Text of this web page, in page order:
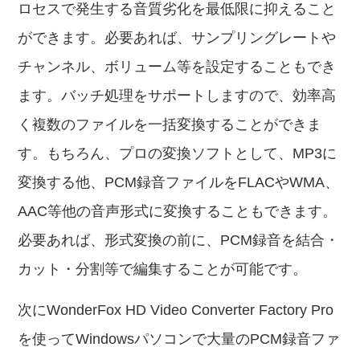
ロセスで発生する音質劣化を最低限に抑えること
ができます。必要あれば、サンプリングレートや
チャンネル、ボリューム等を設定することもでき
ます。バッチ処理をサポートしますので、効率高
く複数のファイルを一括変換することができま
す。もちろん、プロの変換ソフトとして、MP3に
変換する他、PCM録音ファイルをFLACやWMA、
AAC等他の音声形式に変換することもできます。
必要あれば、形式変換の前に、PCM録音を結合・
カット・分割等で編集することが可能です。
次にWonderFox HD Video Converter Factory Pro
を使ってWindowsパソコンで大量のPCM録音ファ